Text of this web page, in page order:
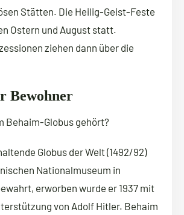
Stätten. Die Heilig-Geist-Feste
Ostern und August statt.
ziehen dann über die
Bewohner
Behaim-Globus gehört?
Globus der Welt (1492/92)
Nationalmuseum in
erworben wurde er 1937 mit
von Adolf Hitler. Behaim